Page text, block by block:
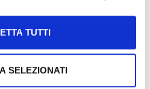
TUTTI
SELEZIONATI
di Cuneo, Nocciolo Service
di Cherasco, Agrion e
l’intera giornata prove in